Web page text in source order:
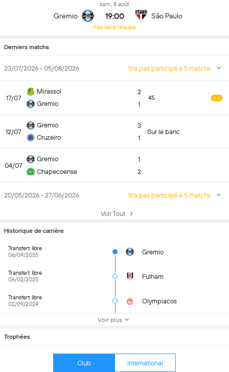
Gremio
sam., 8 août
19:00
Pas dans l'équipe
São Paulo
Derniers matchs
23/07/2026 - 05/08/2026 N'a pas participé à 5 matchs
17/07
Mirassol
Gremio
2
1
45 6.6
12/07
Gremio
Cruzeiro
3
1
Sur le banc
04/07
Gremio
Chapecoense
1
2
20/05/2026 - 27/06/2026 N'a pas participé à 5 matchs
Voir Tout
Historique de carrière
Transfert libre
06/09/2025
Gremio
Transfert libre
06/02/2025
Fulham
Transfert libre
02/09/2024
Olympiacos
Voir plus
Trophées
Club International